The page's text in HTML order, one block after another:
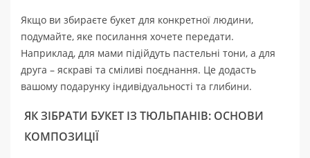
Якщо ви збираєте букет для конкретної людини,
подумайте, яке посилання хочете передати.
Наприклад, для мами підійдуть пастельні тони, а для
друга – яскраві та сміливі поєднання. Це додасть
вашому подарунку індивідуальності та глибини.
ЯК ЗІБРАТИ БУКЕТ ІЗ ТЮЛЬПАНІВ: ОСНОВИ
КОМПОЗИЦІЇ